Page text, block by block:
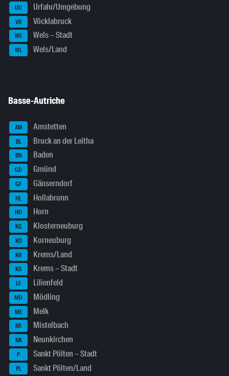
UU Urfahr/Umgebung
VB Vöcklabruck
WE Wels – Stadt
WL Wels/Land
Basse-Autriche
AM Amstetten
BL Bruck an der Leitha
BN Baden
GD Gmünd
GF Gänserndorf
HL Hollabrunn
HO Horn
KG Klosterneuburg
KO Korneuburg
KR Krems/Land
KS Krems – Stadt
LF Lilienfeld
MD Mödling
ME Melk
MI Mistelbach
NK Neunkirchen
P Sankt Pölten – Stadt
PL Sankt Pölten/Land